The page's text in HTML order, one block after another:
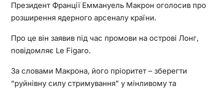
Президент Франції Еммануель Макрон оголосив про
розширення ядерного арсеналу країни.
Про це він заявив під час промови на острові Лонг,
повідомляє Le Figaro.
За словами Макрона, його пріоритет – зберегти
“руйнівну силу стримування” у мінливому та